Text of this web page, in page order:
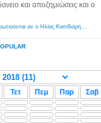
και αποζημιώσεις και ο
Αμερικανοί ρατσιστές αναρωτιούνται αν ο Ηλίας Κασιδιάρης ανήκει στη λευκή φυλή... - Λόγιος Ερμής
Τετ Πεμ Παρ Σαβ